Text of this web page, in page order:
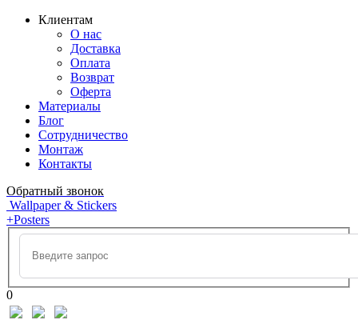
Клиентам
О нас
Доставка
Оплата
Возврат
Оферта
Материалы
Блог
Сотрудничество
Монтаж
Контакты
Обратный звонок
Wallpaper & Stickers
+Posters
0